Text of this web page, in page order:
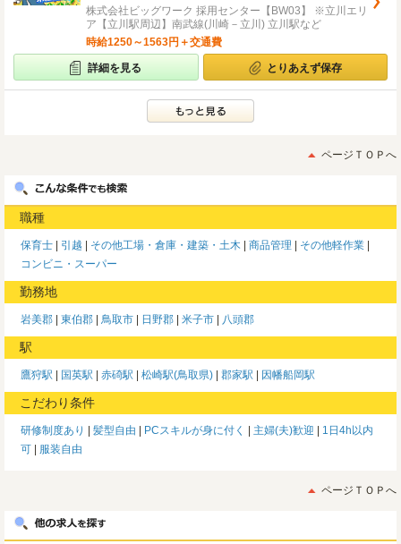
株式会社ビッグワーク 採用センター【BW03】 ※立川エリ
ア【立川駅周辺】南武線(川崎－立川) 立川駅など
時給1250～1563円＋交通費
詳細を見る とりあえず保存
ページＴＯＰへ
職種
保育士 引越 その他工場・倉庫・建築・土木 商品管理
その他軽作業
コンビニ・スーパー
勤務地
岩美郡 東伯郡 鳥取市 日野郡 米子市 八頭郡
駅
鷹狩駅 国英駅 赤碕駅 松崎駅(鳥取県) 郡家駅 因幡船岡駅
こだわり条件
研修制度あり 髪型自由 PCスキルが身に付く 主婦(夫)歓迎
1日4h以内
可
服装自由
ページＴＯＰへ